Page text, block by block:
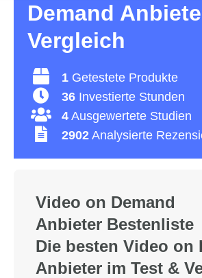
Demand
Vergleich
1 Getestete Produkte
36 Investierte Stunden
4 Ausgewertete Studien
2902 Analysierte
Video on Demand
Anbieter Bestenliste
Die besten Video on
Anbieter im Test &